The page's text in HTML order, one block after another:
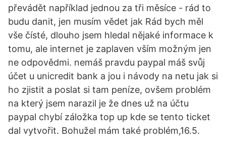
převádět například jednou za tři měsíce - rád to
budu danit, jen musím vědet jak Rád bych měl
vše čísté, dlouho jsem hledal nějaké informace k
tomu, ale internet je zaplaven vším možným jen
ne odpovědmi. nemáš pravdu paypal máš svůj
účet u unicredit bank a jou i návody na netu jak si
ho zjistit a poslat si tam peníze, ovšem problém
na který jsem narazil je že dnes už na účtu
paypal chybí záložka top up kde se tento ticket
dal vytvořit. Bohužel mám také problém,16.5.